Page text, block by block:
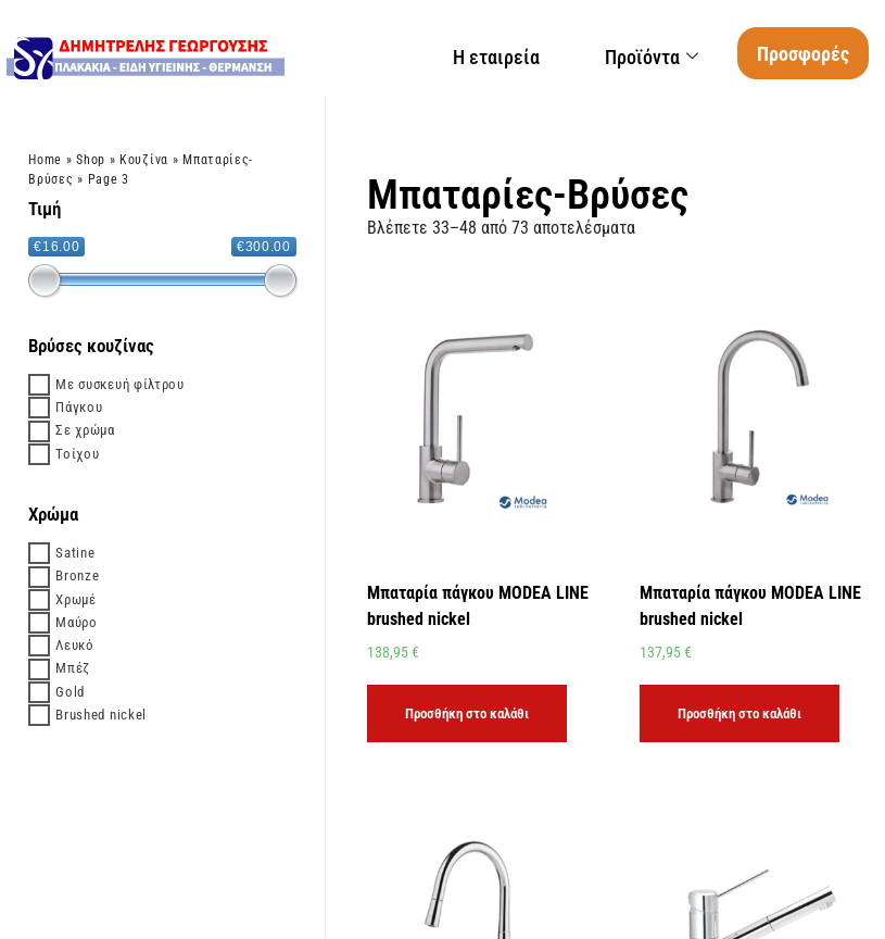
Η εταιρεία Προϊόντα Προσφορές
Μπαταρίες-Βρύσες
Βλέπετε 33–48 από 73 αποτελέσματα
Μπαταρία πάγκου MODEA LINE
brushed nickel
138,95€
Προσθήκη στο καλάθι
Μπαταρία πάγκου MODEA LINE
brushed nickel
137,95€
Προσθήκη στο καλάθι
Home » Shop » Κουζίνα » Μπαταρίες-
Βρύσες » Page 3
Τιμή
€16.00 €300.00
Βρύσες κουζίνας
Με συσκευή φίλτρου
Πάγκου
Σε χρώμα
Τοίχου
Χρώμα
Satine
Bronze
Χρωμέ
Μαύρο
Λευκό
Μπέζ
Gold
Brushed nickel